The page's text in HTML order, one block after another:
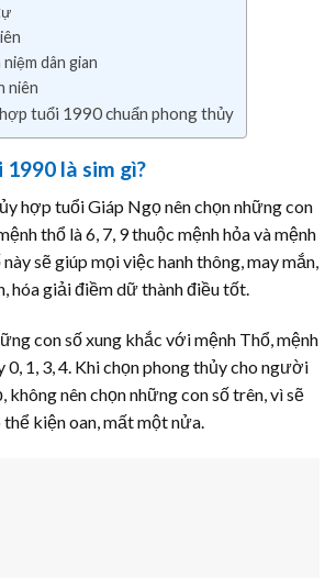
dân gian
niên
tuổi 1990 chuẩn phong thủy
là sim gì?
hợp tuổi Giáp Ngọ nên chọn những con
thổ là 6, 7, 9 thuộc mệnh hỏa và mệnh
sẽ giúp mọi việc hanh thông, may mắn,
hóa giải điềm dữ thành điều tốt.
con số xung khắc với mệnh Thổ, mệnh
0, 1, 3, 4. Khi chọn phong thủy cho người
không nên chọn những con số trên, vì sẽ
kiện oan, mất một nửa.